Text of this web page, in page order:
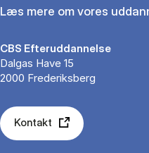
Læs mere om vores
CBS Efteruddannelse
Dalgas Have 15
2000 Frederiksberg
Kontakt